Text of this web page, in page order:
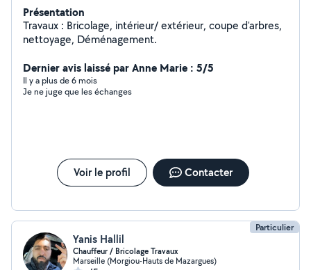
Présentation
Travaux : Bricolage, intérieur/ extérieur, coupe d'arbres,
nettoyage, Déménagement.
Dernier avis laissé par Anne Marie : 5/5
Il y a plus de 6 mois
Je ne juge que les échanges
Voir le profil Contacter
Particulier
Yanis Hallil
Chauffeur / Bricolage Travaux
Marseille (Morgiou-Hauts de Mazargues)